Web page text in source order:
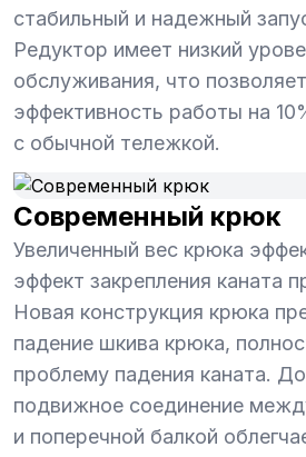
стабильный и надежный
Редуктор имеет низкий
обслуживания, что
эффективность работы на
с обычной тележкой.
Современный крюк
Увеличенный вес крюка
эффект закрепления каната
Новая конструкция крюка
падение шкива крюка,
проблему падения каната.
подвижное соединение
и поперечной балкой